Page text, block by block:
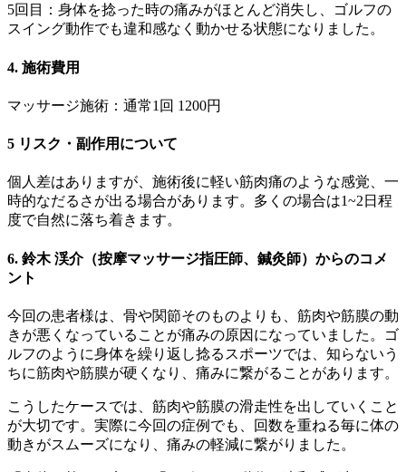
5回目：身体を捻った時の痛みがほとんど消失し、ゴルフの
スイング動作でも違和感なく動かせる状態になりました。
4. 施術費用
マッサージ施術：通常1回 1200円
5 リスク・副作用について
個人差はありますが、施術後に軽い筋肉痛のような感覚、一
時的なだるさが出る場合があります。多くの場合は1~2日程
度で自然に落ち着きます。
6. 鈴木 渓介（按摩マッサージ指圧師、鍼灸師）からのコメ
ント
今回の患者様は、骨や関節そのものよりも、筋肉や筋膜の動
きが悪くなっていることが痛みの原因になっていました。ゴ
ルフのように身体を繰り返し捻るスポーツでは、知らないう
ちに筋肉や筋膜が硬くなり、痛みに繋がることがあります。
こうしたケースでは、筋肉や筋膜の滑走性を出していくこと
が大切です。実際に今回の症例でも、回数を重ねる毎に体の
動きがスムーズになり、痛みの軽減に繋がりました。